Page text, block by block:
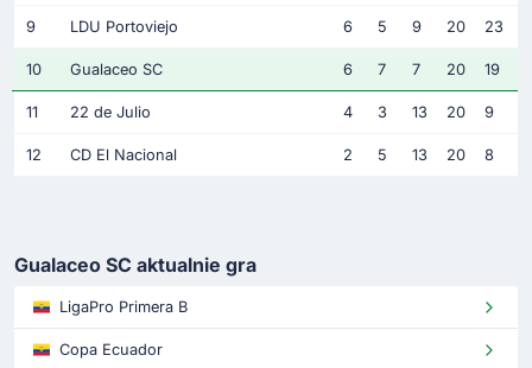
9 LDU Portoviejo 6 5 9 20 23
10 Gualaceo SC 6 7 7 20 19
11 22 de Julio 4 3 13 20 9
12 CD El Nacional 2 5 13 20 8
Gualaceo SC aktualnie gra
LigaPro Primera B
Copa Ecuador